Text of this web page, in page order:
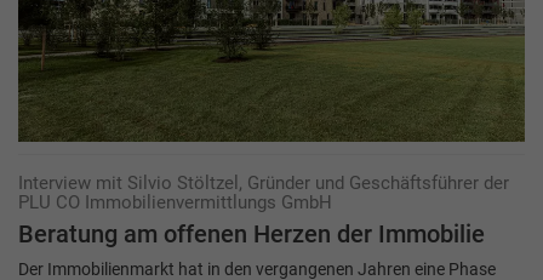
Interview mit Silvio Stöltzel, Gründer und Geschäftsführer der
PLU CO Immobilienvermittlungs GmbH
Beratung am offenen Herzen der Immobilie
Der Immobilienmarkt hat in den vergangenen Jahren eine Phase